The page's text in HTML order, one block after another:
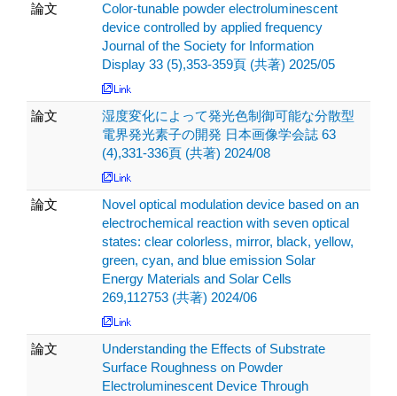
論文
Color-tunable powder electroluminescent
device controlled by applied frequency
Journal of the Society for Information
Display 33 (5),353-359頁 (共著) 2025/05
論文
湿度変化によって発光色制御可能な分散型
電界発光素子の開発 日本画像学会誌 63
(4),331-336頁 (共著) 2024/08
論文
Novel optical modulation device based on an
electrochemical reaction with seven optical
states: clear colorless, mirror, black, yellow,
green, cyan, and blue emission Solar
Energy Materials and Solar Cells
269,112753 (共著) 2024/06
論文
Understanding the Effects of Substrate
Surface Roughness on Powder
Electroluminescent Device Through